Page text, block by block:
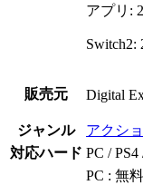
アプリ:
Switch2:
販売元 Digital
ジャンル アクシ
対応ハード PC /
PC : 無料